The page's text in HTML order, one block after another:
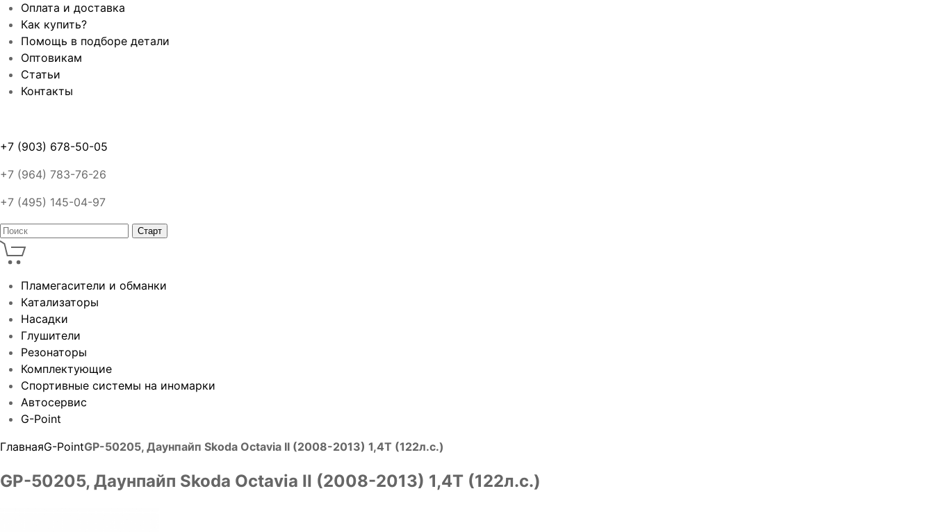
Оплата и доставка
Как купить?
Помощь в подборе детали
Оптовикам
Статьи
Контакты
+7 (903) 678-50-05
+7 (964) 783-76-26
+7 (495) 145-04-97
Пламегасители и обманки
Катализаторы
Насадки
Глушители
Резонаторы
Комплектующие
Спортивные системы на иномарки
Автосервис
G-Point
ГлавнаяG-PointGP-50205, Даунпайп Skoda Octavia II (2008-2013) 1,4T (122л.с.)
GP-50205, Даунпайп Skoda Octavia II (2008-2013) 1,4T (122л.с.)